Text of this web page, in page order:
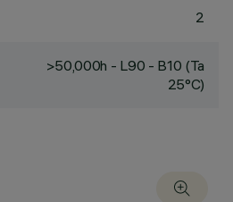
2
>50,000h - L90 - B10 (Ta
25°C)